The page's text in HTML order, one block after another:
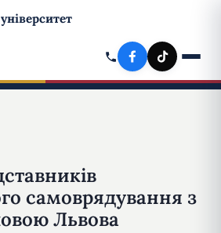
самоврядування з
Львова